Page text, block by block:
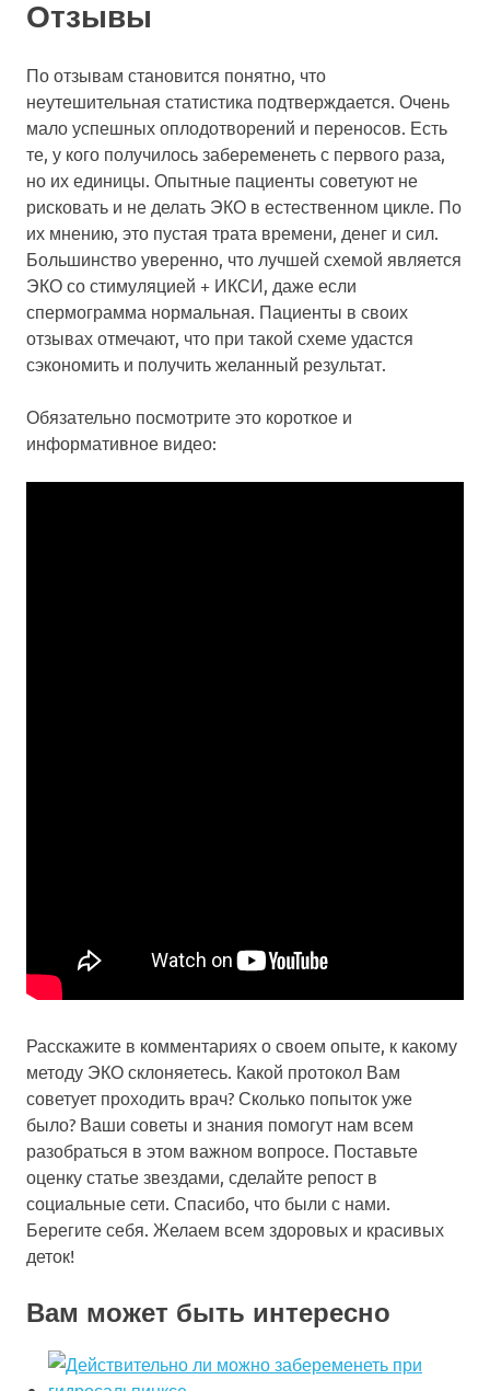
Отзывы
По отзывам становится понятно, что
неутешительная статистика подтверждается. Очень
мало успешных оплодотворений и переносов. Есть
те, у кого получилось забеременеть с первого раза,
но их единицы. Опытные пациенты советуют не
рисковать и не делать ЭКО в естественном цикле. По
их мнению, это пустая трата времени, денег и сил.
Большинство уверенно, что лучшей схемой является
ЭКО со стимуляцией + ИКСИ, даже если
спермограмма нормальная. Пациенты в своих
отзывах отмечают, что при такой схеме удастся
сэкономить и получить желанный результат.
Обязательно посмотрите это короткое и
информативное видео:
Расскажите в комментариях о своем опыте, к какому
методу ЭКО склоняетесь. Какой протокол Вам
советует проходить врач? Сколько попыток уже
было? Ваши советы и знания помогут нам всем
разобраться в этом важном вопросе. Поставьте
оценку статье звездами, сделайте репост в
социальные сети. Спасибо, что были с нами.
Берегите себя. Желаем всем здоровых и красивых
деток!
Вам может быть интересно